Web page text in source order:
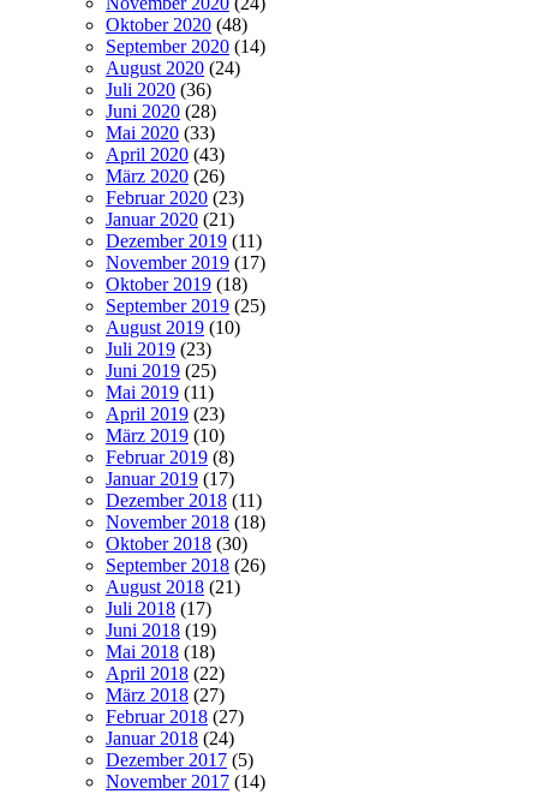
Oktober 2020 (48)
September 2020 (14)
August 2020 (24)
Juli 2020 (36)
Juni 2020 (28)
Mai 2020 (33)
April 2020 (43)
März 2020 (26)
Februar 2020 (23)
Januar 2020 (21)
Dezember 2019 (11)
November 2019 (17)
Oktober 2019 (18)
September 2019 (25)
August 2019 (10)
Juli 2019 (23)
Juni 2019 (25)
Mai 2019 (11)
April 2019 (23)
März 2019 (10)
Februar 2019 (8)
Januar 2019 (17)
Dezember 2018 (11)
November 2018 (18)
Oktober 2018 (30)
September 2018 (26)
August 2018 (21)
Juli 2018 (17)
Juni 2018 (19)
Mai 2018 (18)
April 2018 (22)
März 2018 (27)
Februar 2018 (27)
Januar 2018 (24)
Dezember 2017 (5)
November 2017 (14)